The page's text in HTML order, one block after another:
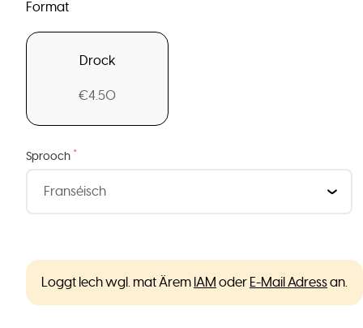
Format
Drock
€4.50
Sprooch *
Loggt Iech wgl. mat Ärem IAM oder E-Mail Adressan.